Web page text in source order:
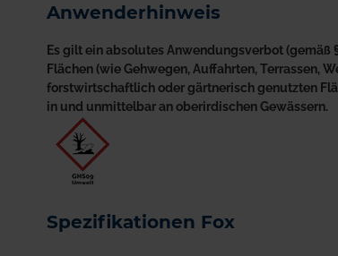
Anwenderhinweis
Es gilt ein absolutes Anwendungsverbot (gemäß
Flächen (wie Gehwegen, Auffahrten, Terrassen,
forstwirtschaftlich oder gärtnerisch genutzten
in und unmittelbar an oberirdischen Gewässern.
Spezifikationen Fox